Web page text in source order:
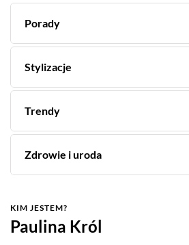
Porady
Stylizacje
Trendy
Zdrowie i uroda
KIM JESTEM?
Paulina Król